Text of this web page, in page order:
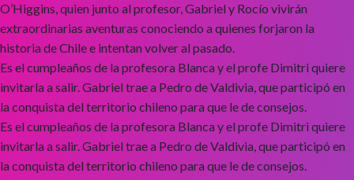
O’Higgins, quien junto al profesor, Gabriel y Rocío vivirán
extraordinarias aventuras conociendo a quienes forjaron la
historia de Chile e intentan volver al pasado.
Es el cumpleaños de la profesora Blanca y el profe Dimitri quiere
invitarla a salir. Gabriel trae a Pedro de Valdivia, que participó en
la conquista del territorio chileno para que le de consejos.
Es el cumpleaños de la profesora Blanca y el profe Dimitri quiere
invitarla a salir. Gabriel trae a Pedro de Valdivia, que participó en
la conquista del territorio chileno para que le de consejos.